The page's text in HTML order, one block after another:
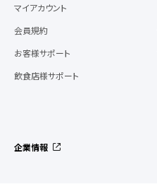
マイアカウント
会員規約
お客様サポート
飲食店様サポート
企業情報